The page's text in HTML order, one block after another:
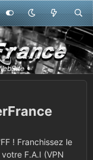
! Franchissez le
F.A.I (VPN